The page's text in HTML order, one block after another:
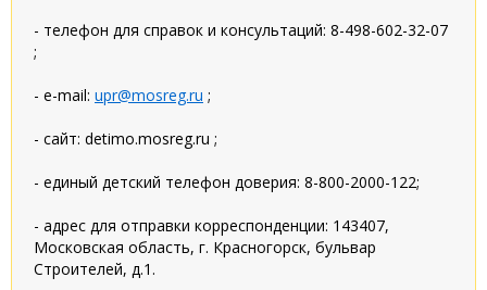
- телефон для справок и консультаций: 8-498-602-32-07
;
- e-mail: upr@mosreg.ru ;
- сайт: detimo.mosreg.ru ;
- единый детский телефон доверия: 8-800-2000-122;
- адрес для отправки корреспонденции: 143407,
Московская область, г. Красногорск, бульвар
Строителей, д.1.